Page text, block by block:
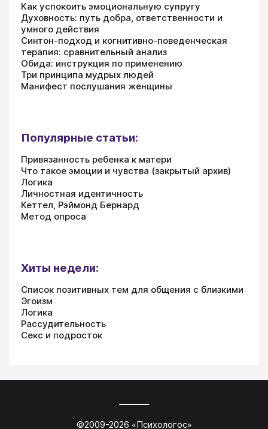
Как успокоить эмоциональную супругу
Духовность: путь добра, ответственности и
умного действия
Синтон-подход и когнитивно-поведенческая
терапия: сравнительный анализ
Обида: инструкция по применению
Три принципа мудрых людей
Манифест послушания женщины
Популярные статьи:
Привязанность ребенка к матери
Что такое эмоции и чувства (закрытый архив)
Логика
Личностная идентичность
Кеттел, Рэймонд Бернард
Метод опроса
Хиты недели:
Список позитивных тем для общения с близкими
Эгоизм
Логика
Рассудительность
Секс и подросток
©2009-2026 «Психологос»